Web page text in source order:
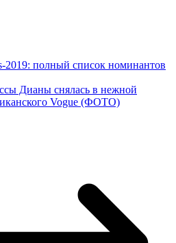
2019: полный список номинантов
Дианы снялась в нежной
Vogue (ФОТО)